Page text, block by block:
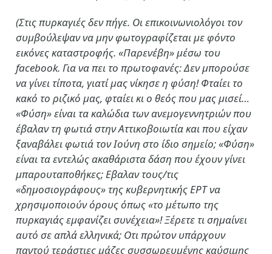
(Στις πυρκαγιές δεν πήγε. Οι επικοινωνιολόγοι τον
συμβούλεψαν να μην φωτογραφίζεται με φόντο
εικόνες καταστροφής. «Παρενέβη» μέσω του
facebook. Για να πει το πρωτοφανές: Δεν μπορούσε
να γίνει τίποτα, γιατί μας νίκησε η φύση! Φταίει το
κακό το ριζικό μας, φταίει κι ο θεός που μας μισεί…
«Φύση» είναι τα καλώδια των ανεμογεννητριών που
έβαλαν τη φωτιά στην Αττικοβοιωτία και που είχαν
ξαναβάλει φωτιά τον Ιούνη στο ίδιο σημείο; «Φύση»
είναι τα εντελώς ακαθάριστα δάση που έχουν γίνει
μπαρουταποθήκες; Εβαλαν τους/τις
«δημοσιογράφους» της κυβερνητικής ΕΡΤ να
χρησιμοποιούν όρους όπως «το μέτωπο της
πυρκαγιάς εμφανίζει συνέχεια»! Ξέρετε τι σημαίνει
αυτό σε απλά ελληνικά; Οτι πρώτον υπάρχουν
παντού τεράστιες μάζες συσσωρευμένης καύσιμης